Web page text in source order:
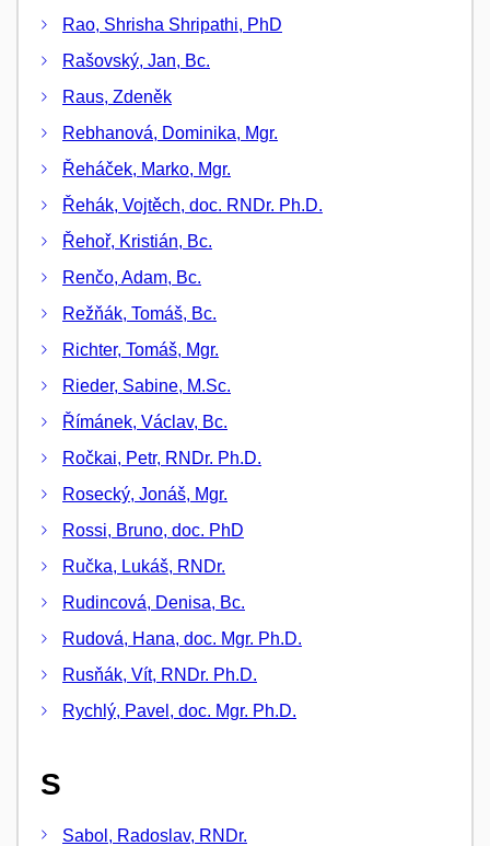
Rao, Shrisha Shripathi, PhD
Rašovský, Jan, Bc.
Raus, Zdeněk
Rebhanová, Dominika, Mgr.
Řeháček, Marko, Mgr.
Řehák, Vojtěch, doc. RNDr. Ph.D.
Řehoř, Kristián, Bc.
Renčo, Adam, Bc.
Režňák, Tomáš, Bc.
Richter, Tomáš, Mgr.
Rieder, Sabine, M.Sc.
Římánek, Václav, Bc.
Ročkai, Petr, RNDr. Ph.D.
Rosecký, Jonáš, Mgr.
Rossi, Bruno, doc. PhD
Ručka, Lukáš, RNDr.
Rudincová, Denisa, Bc.
Rudová, Hana, doc. Mgr. Ph.D.
Rusňák, Vít, RNDr. Ph.D.
Rychlý, Pavel, doc. Mgr. Ph.D.
S
Sabol, Radoslav, RNDr.